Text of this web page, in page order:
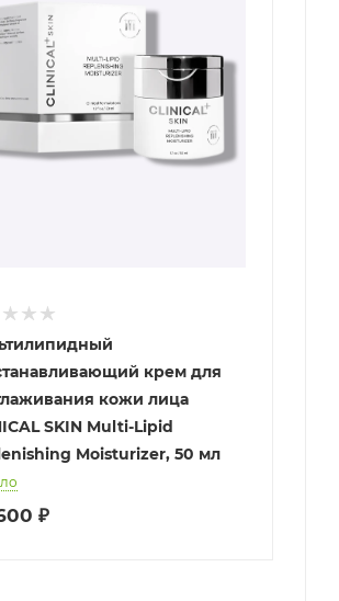
крем для
кожи лица
SKIN Multi-Lipid
Moisturizer, 50 мл
₽